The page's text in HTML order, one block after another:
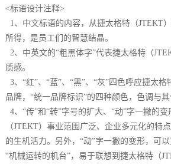
<标语设计注释>
1、中文标语的内容，从捷太格特（JTEKT
所得，是员工们的智慧结晶。
2、中英文的“粗黑体字”代表捷太格特（
质感。
3、“红”、“蓝”、“黑”、“灰”四色呼应捷太
品牌，“统一品牌标识”的四种颜色，色调与其
4、“传”和“转”字号的扩大、“动”字一撇的
（JTEKT）事业范围广泛、企业多元化的特
的生机活力。另外，“动”字一撇的变形，可以
“机械运转的机台”，易于联想到捷太格特（